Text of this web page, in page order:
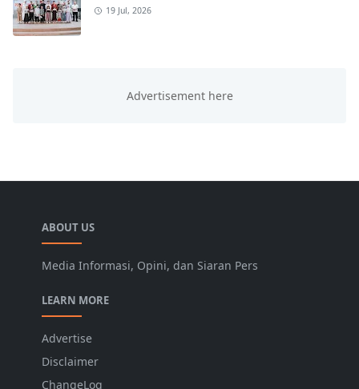
19 Jul, 2026
ABOUT US
Media Informasi, Opini, dan Siaran Pers
LEARN MORE
Advertise
Disclaimer
ChangeLog